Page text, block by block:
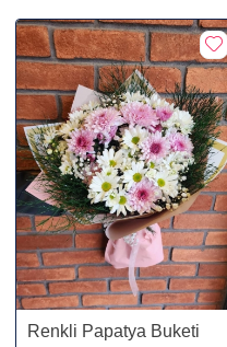
Renkli Papatya Buketi